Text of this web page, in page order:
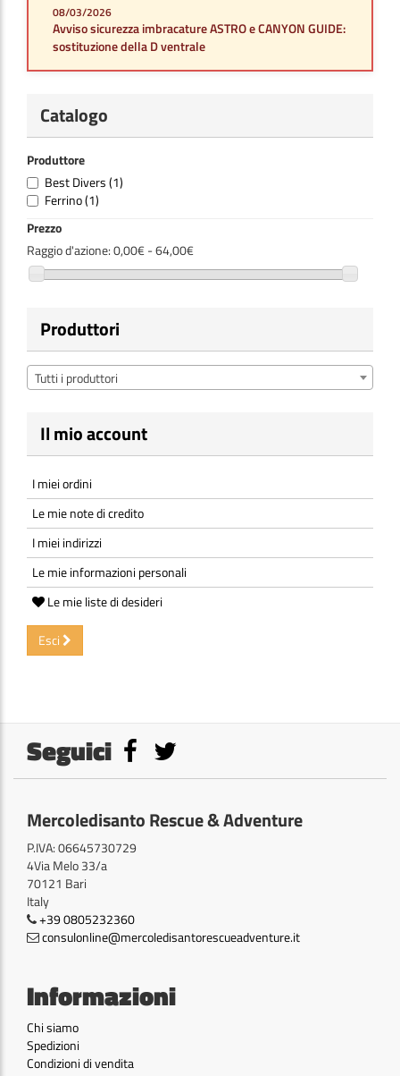
08/03/2026
Avviso sicurezza imbracature ASTRO e CANYON GUIDE:
sostituzione della D ventrale
Catalogo
Produttore
Best Divers(1)
Ferrino(1)
Prezzo
Raggio d'azione:0,00€ - 64,00€
Produttori
Tutti i produttori
Il mio account
I miei ordini
Le mie note di credito
I miei indirizzi
Le mie informazioni personali
Le mie liste di desideri
Esci
Seguici
Mercoledisanto Rescue & Adventure
P.IVA: 06645730729
4Via Melo 33/a
70121 Bari
Italy
+39 0805232360
consulonline@mercoledisantorescueadventure.it
Informazioni
Chi siamo
Spedizioni
Condizioni di vendita